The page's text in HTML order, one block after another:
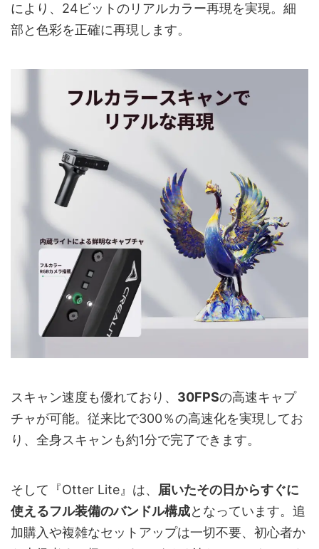
により、24ビットのリアルカラー再現を実現。細
部と色彩を正確に再現します。
スキャン速度も優れており、 30FPSの高速キャプ
チャが可能。従来比で300％の高速化を実現してお
り、全身スキャンも約1分で完了できます。
そして『Otter Lite』は、 届いたその日からすぐに
使えるフル装備のバンドル構成となっています。追
加購入や複雑なセットアップは一切不要、初心者か